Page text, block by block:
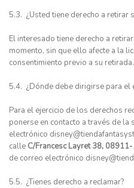
5.3. ¿Usted tiene derecho a retirar
El interesado tiene derecho a
momento, sin que ello afecte a la
consentimiento previo a su retirada.
5.4. ¿Dónde debe dirigirse para el
Para el ejercicio de los derechos
ponerse en contacto a través de la
electrónico
calle C/Francesc Layret 38,
de correo electrónico
5.5. ¿Tienes derecho a reclamar?